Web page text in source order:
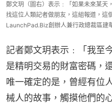
鄭文玥（圖右）表示﹕「如果未來某天
找這位人類記者做朋友，這組報道，這
LaunchPad.Biz創辦人兼行政總裁區建
記者鄭文玥表示﹕「我至
是精明交易的財富密碼，
唯一確定的是，曾經有位
械人的故事，觸摸他們的